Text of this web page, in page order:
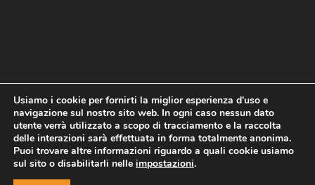
Home Statuto e bilancio
Contatti
Privacy
Cookie Child Protection Policy
Copyright © 2021 AddioPizzo | Tutti i diritti riservati | Sede
Usiamo i cookie per fornirti la miglior esperienza d'uso e
navigazione sul nostro sito web. In ogni caso nessun dato
utente verrà utilizzato a scopo di tracciamento e la raccolta
delle interazioni sarà effettuata in forma totalmente anonima.
Puoi trovare altre informazioni riguardo a quali cookie usiamo
sul sito o disabilitarli nelle impostazioni.